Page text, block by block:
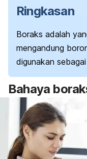
Ringkasan
Boraks adalah
mengandung
digunakan
Bahaya